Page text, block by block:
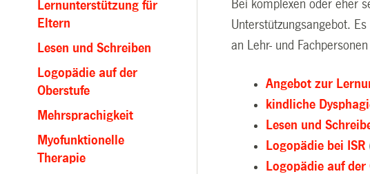
Lernunterstützung für
Eltern
Lesen und Schreiben
Logopädie auf der
Oberstufe
Mehrsprachigkeit
Myofunktionelle
Therapie
Bei komplexen oder eher
Unterstützungsangebot.
an Lehr- und
Angebot zur
kindliche
Lesen und
Logopädie bei ISR
Logopädie auf der